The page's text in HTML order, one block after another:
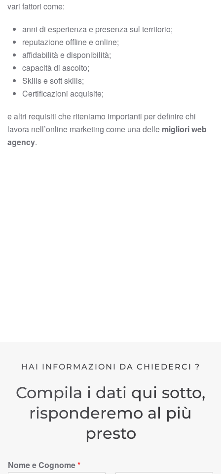
vari fattori come:
anni di esperienza e presenza sul territorio;
reputazione offline e online;
affidabilità e disponibilità;
capacità di ascolto;
Skills e soft skills;
Certificazioni acquisite;
e altri requisiti che riteniamo importanti per definire chi
lavora nell’online marketing come una delle migliori web
agency.
HAI INFORMAZIONI DA CHIEDERCI ?
Compila i dati qui sotto,
risponderemo al più
presto
Nome e Cognome*